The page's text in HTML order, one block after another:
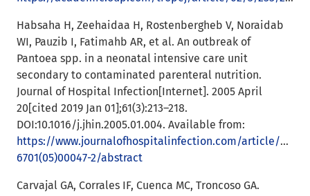
Habsaha H, Zeehaidaa H, Rostenbergheb V, Noraidab
WI, Pauzib I, Fatimahb AR, et al. An outbreak of
Pantoea spp. in a neonatal intensive care unit
secondary to contaminated parenteral nutrition.
Journal of Hospital Infection[Internet]. 2005 April
20[cited 2019 Jan 01];61(3):213–218.
DOI:10.1016/j.jhin.2005.01.004. Available from:
https://www.journalofhospitalinfection.com/article/
6701(05)00047-2/abstract
Carvajal GA, Corrales IF, Cuenca MC, Troncoso GA.